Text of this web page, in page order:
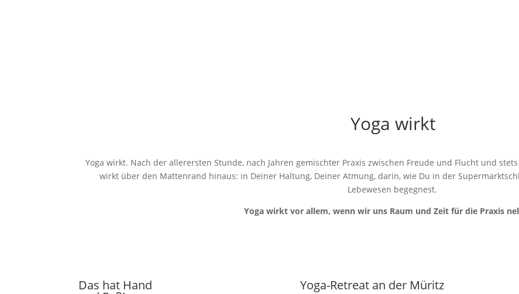
Yoga wirkt
Yoga wirkt. Nach der allerersten Stunde, nach Jahren gemischter Praxis zwischen Freude und Flucht und
wirkt über den Mattenrand hinaus: in Deiner Haltung, Deiner Atmung, darin, wie Du in der
Lebewesen begegnest.
Yoga wirkt vor allem, wenn wir uns Raum und Zeit für die Praxis
Das hat Hand Yoga-Retreat an der Müritz